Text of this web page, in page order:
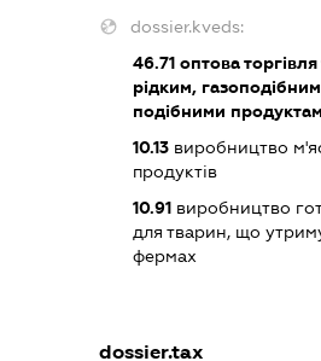
dossier.kveds:
46.71оптова
рідким,
подібними
10.13виробництво
продуктів
10.91виробництво
для тварин, що
фермах
dossier.tax